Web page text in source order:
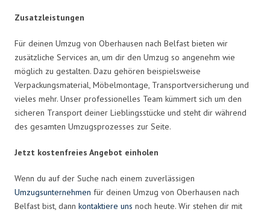
Zusatzleistungen
Für deinen Umzug von Oberhausen nach Belfast bieten wir
zusätzliche Services an, um dir den Umzug so angenehm wie
möglich zu gestalten. Dazu gehören beispielsweise
Verpackungsmaterial, Möbelmontage, Transportversicherung und
vieles mehr. Unser professionelles Team kümmert sich um den
sicheren Transport deiner Lieblingsstücke und steht dir während
des gesamten Umzugsprozesses zur Seite.
Jetzt kostenfreies Angebot einholen
Wenn du auf der Suche nach einem zuverlässigen
Umzugsunternehmen für deinen Umzug von Oberhausen nach
Belfast bist, dann kontaktiere uns noch heute. Wir stehen dir mit